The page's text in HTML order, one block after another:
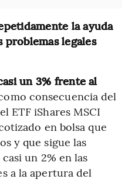
la ayuda
legales
un 3% frente al
consecuencia del
ETF iShares MSCI
en bolsa que
y que sigue las
un 2% en las
a la apertura del